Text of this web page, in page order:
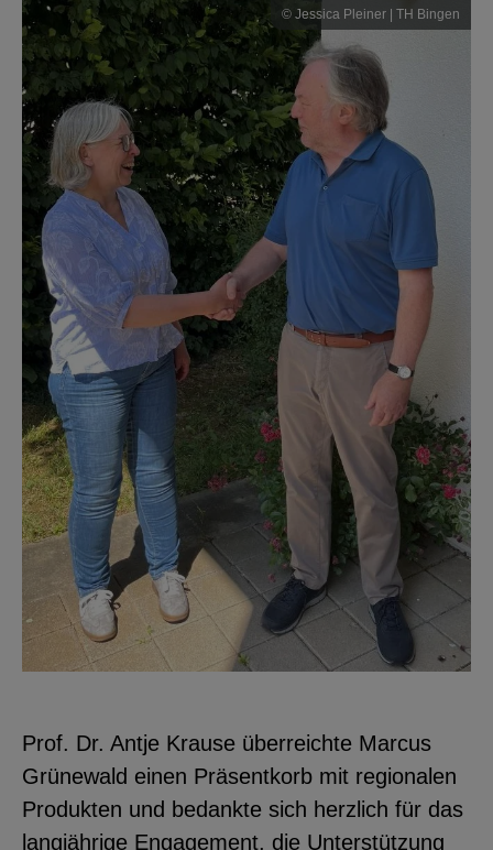
© Jessica Pleiner | TH Bingen
Prof. Dr. Antje Krause überreichte Marcus
Grünewald einen Präsentkorb mit regionalen
Produkten und bedankte sich herzlich für das
langjährige Engagement, die Unterstützung